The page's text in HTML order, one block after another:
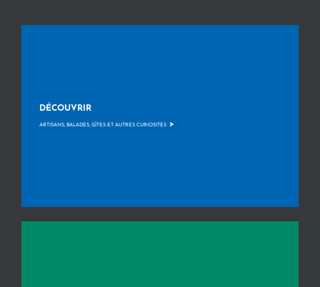
DÉCOUVRIR
ARTISANS, BALADES, GÎTES ET AUTRES CURIOSITÉS >